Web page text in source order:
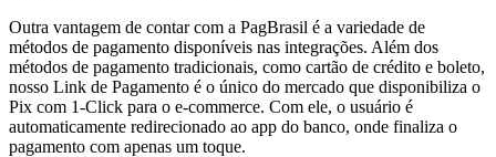
Outra vantagem de contar com a PagBrasil é a variedade de
métodos de pagamento disponíveis nas integrações. Além dos
métodos de pagamento tradicionais, como cartão de crédito e boleto,
nosso Link de Pagamento é o único do mercado que disponibiliza o
Pix com 1-Click para o e-commerce. Com ele, o usuário é
automaticamente redirecionado ao app do banco, onde finaliza o
pagamento com apenas um toque.